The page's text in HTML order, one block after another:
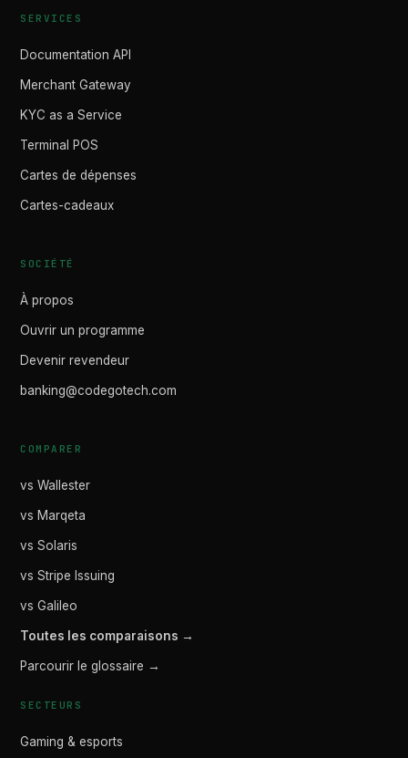
SERVICES
Documentation API
Merchant Gateway
KYC as a Service
Terminal POS
Cartes de dépenses
Cartes-cadeaux
SOCIÉTÉ
À propos
Ouvrir un programme
Devenir revendeur
banking@codegotech.com
COMPARER
vs Wallester
vs Marqeta
vs Solaris
vs Stripe Issuing
vs Galileo
Toutes les comparaisons →
Parcourir le glossaire →
SECTEURS
Gaming & esports